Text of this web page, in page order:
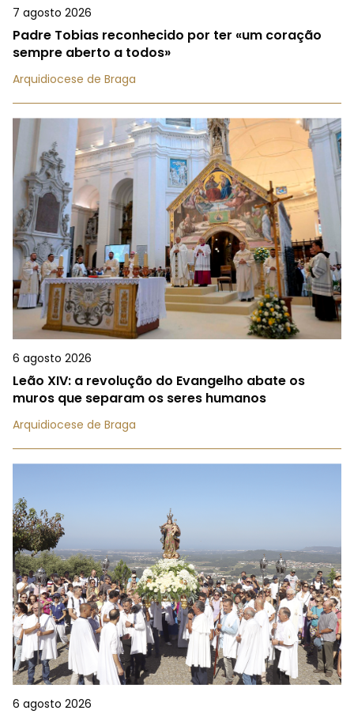
7 agosto 2026
Padre Tobias reconhecido por ter «um coração
sempre aberto a todos»
Arquidiocese de Braga
6 agosto 2026
Leão XIV: a revolução do Evangelho abate os
muros que separam os seres humanos
Arquidiocese de Braga
6 agosto 2026